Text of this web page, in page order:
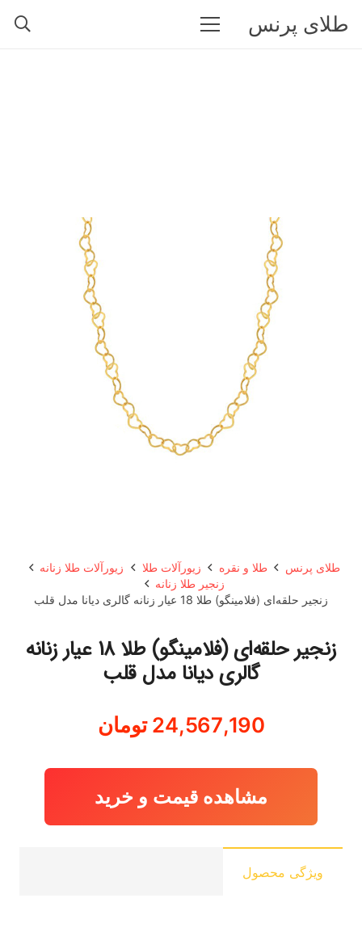
طلای پرنس
طلای پرنس طلا و نقره زیورآلات طلا
زیورآلات طلا زنانه
زنجیر طلا زنانه
زنجیر حلقه‌ای (فلامینگو) طلا 18 عیار زنانه گالری دیانا مدل قلب
زنجیر حلقه‌ای (فلامینگو) طلا 18 عیار زنانه
گالری دیانا مدل قلب
24,567,190 تومان
مشاهده قیمت و خرید
ویژگی محصول